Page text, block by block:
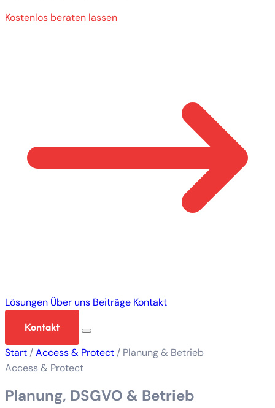
Kostenlos beraten lassen
Lösungen Über uns Beiträge Kontakt
Kontakt
Start /Access & Protect / Planung & Betrieb
Access & Protect
Planung, DSGVO & Betrieb